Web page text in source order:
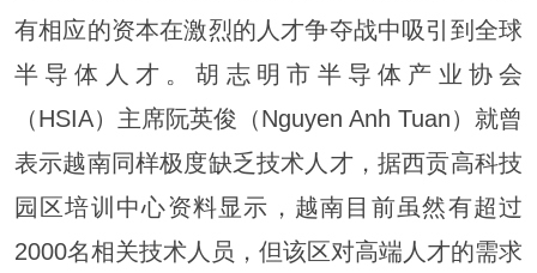
有相应的资本在激烈的人才争夺战中吸引到全球
半导体人才。胡志明市半导体产业协会
（HSIA）主席阮英俊（Nguyen Anh Tuan）就曾
表示越南同样极度缺乏技术人才，据西贡高科技
园区培训中心资料显示，越南目前虽然有超过
2000名相关技术人员，但该区对高端人才的需求